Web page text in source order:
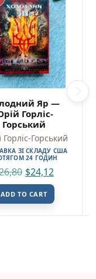
Яр —
Горліс-
Горський
Горський
ЗІ СКЛАДУ США
24 ГОДИН
$24,12
ADD TO CART